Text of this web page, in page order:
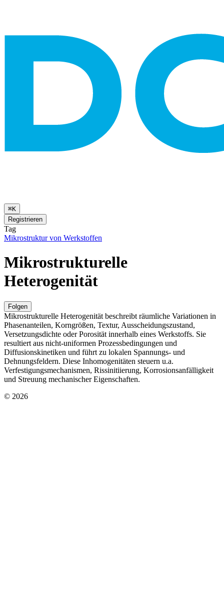
⌘K
Registrieren
Tag
Mikrostruktur von Werkstoffen
Mikrostrukturelle
Heterogenität
Folgen
Mikrostrukturelle Heterogenität beschreibt räumliche Variationen in
Phasenanteilen, Korngrößen, Textur, Ausscheidungszustand,
Versetzungsdichte oder Porosität innerhalb eines Werkstoffs. Sie
resultiert aus nicht-uniformen Prozessbedingungen und
Diffusionskinetiken und führt zu lokalen Spannungs- und
Dehnungsfeldern. Diese Inhomogenitäten steuern u.a.
Verfestigungsmechanismen, Rissinitiierung, Korrosionsanfälligkeit
und Streuung mechanischer Eigenschaften.
© 2026